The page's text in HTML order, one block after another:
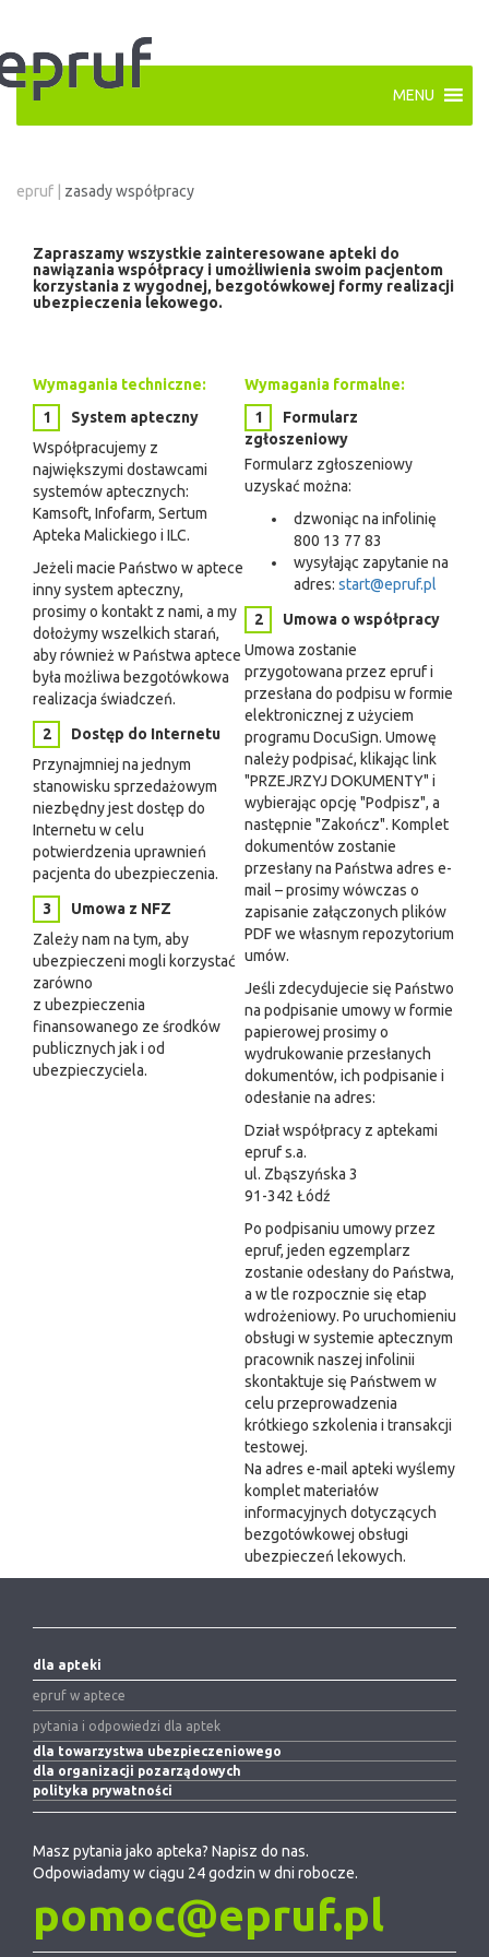
MENU
epruf zasady współpracy
Zapraszamy wszystkie zainteresowane apteki do
nawiązania współpracy i umożliwienia swoim pacjentom
korzystania z wygodnej, bezgotówkowej formy realizacji
ubezpieczenia lekowego.
Wymagania techniczne:
System apteczny
Współpracujemy z
największymi dostawcami
systemów aptecznych:
Kamsoft, Infofarm, Sertum
Apteka Malickiego i ILC.
Jeżeli macie Państwo w aptece
inny system apteczny,
prosimy o kontakt z nami, a my
dołożymy wszelkich starań,
aby również w Państwa aptece
była możliwa bezgotówkowa
realizacja świadczeń.
Dostęp do Internetu
Przynajmniej na jednym
stanowisku sprzedażowym
niezbędny jest dostęp do
Internetu w celu
potwierdzenia uprawnień
pacjenta do ubezpieczenia.
Umowa z NFZ
Zależy nam na tym, aby
ubezpieczeni mogli korzystać
zarówno
z ubezpieczenia
finansowanego ze środków
publicznych jak i od
ubezpieczyciela.
Wymagania formalne:
Formularz
zgłoszeniowy
Formularz zgłoszeniowy
uzyskać można:
dzwoniąc na infolinię
800 13 77 83
wysyłając zapytanie na
adres: start@epruf.pl
Umowa o współpracy
Umowa zostanie
przygotowana przez epruf i
przesłana do podpisu w formie
elektronicznej z użyciem
programu DocuSign. Umowę
należy podpisać, klikając link
"PRZEJRZYJ DOKUMENTY" i
wybierając opcję "Podpisz", a
następnie "Zakończ". Komplet
dokumentów zostanie
przesłany na Państwa adres e-
mail – prosimy wówczas o
zapisanie załączonych plików
PDF we własnym repozytorium
umów.
Jeśli zdecydujecie się Państwo
na podpisanie umowy w formie
papierowej prosimy o
wydrukowanie przesłanych
dokumentów, ich podpisanie i
odesłanie na adres:
Dział współpracy z aptekami
epruf s.a.
ul. Zbąszyńska 3
91-342 Łódź
Po podpisaniu umowy przez
epruf, jeden egzemplarz
zostanie odesłany do Państwa,
a w tle rozpocznie się etap
wdrożeniowy. Po uruchomieniu
obsługi w systemie aptecznym
pracownik naszej infolinii
skontaktuje się Państwem w
celu przeprowadzenia
krótkiego szkolenia i transakcji
testowej.
Na adres e-mail apteki wyślemy
komplet materiałów
informacyjnych dotyczących
bezgotówkowej obsługi
ubezpieczeń lekowych.
dla apteki
epruf w aptece
pytania i odpowiedzi dla aptek
dla towarzystwa ubezpieczeniowego
dla organizacji pozarządowych
polityka prywatności
Masz pytania jako apteka? Napisz do nas.
Odpowiadamy w ciągu 24 godzin w dni robocze.
pomoc@epruf.pl